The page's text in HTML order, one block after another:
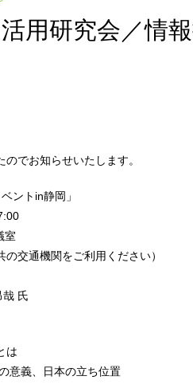
用研究会／情
でお知らせいたします。
ントin静岡」
室
機関をご利用ください）
氏
は
義、日本の立ち位置